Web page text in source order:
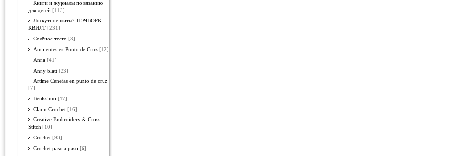
Книги и журналы по вязанию
для детей [113]
Лоскутное шитьё. ПЭЧВОРК.
КВИЛТ [231]
Солёное тесто [3]
Ambientes en Punto de Cruz [12]
Anna [41]
Anny blatt [23]
Artime Cenefas en punto de cruz
[7]
Benissimo [17]
Clarin Crochet [16]
Creative Embroidery & Cross
Stitch [10]
Crochet [93]
Crochet paso a paso [6]